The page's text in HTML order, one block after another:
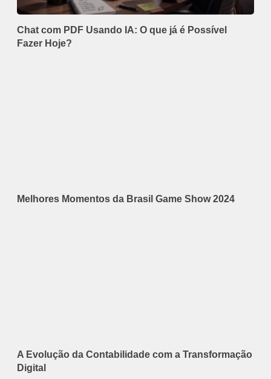
Chat com PDF Usando IA: O que já é Possível
Fazer Hoje?
Melhores Momentos da Brasil Game Show 2024
A Evolução da Contabilidade com a Transformação
Digital